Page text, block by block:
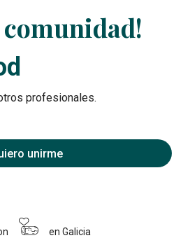
comunidad!
profesionales.
unirme
en Galicia